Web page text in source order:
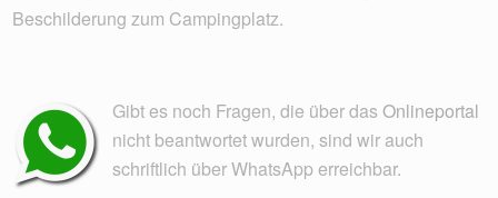
Beschilderung zum Campingplatz.
Gibt es noch Fragen, die über dasOnlineportal
nicht beantwortet wurden, sind wir auch
schriftlich über WhatsApp erreichbar.